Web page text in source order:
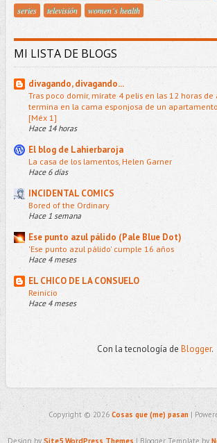
series
televisión women´s health
MI LISTA DE BLOGS
divagando, divagando...
Tras poco domir, mírate 4 pelis en las 12 horas de
termina en la cama esponjosa de un
[Méx 1]
Hace 14 horas
El blog de Lahierbaroja
La casa de los lamentos, Helen Garner
Hace 6 días
INCIDENTAL COMICS
Bored of the Ordinary
Hace 1 semana
Ese punto azul pálido (Pale Blue Dot)
'Ese punto azul pálido' cumple 16 años
Hace 4 meses
EL CHICO DE LA CONSUELO
Reinicio
Hace 4 meses
Con la tecnología de Blogger.
Copyright © 2026Cosas que (me) pasan |
Design bySite5 WordPress Themes | Blogger Template by